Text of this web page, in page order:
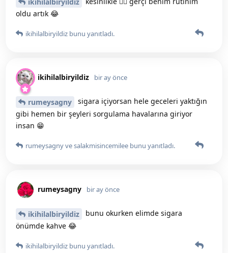
oldu artık 😂
ikihilalbiryildiz bunu yanıtladı.
ikihilalbiryildiz bir ay önce
rumeysagny
sigara içiyorsan hele geceleri yaktığın
gibi hemen bir şeyleri sorgulama havalarına giriyor
insan 😁
rumeysagnyvesalakmisincemilee bunu yanıtladı.
rumeysagny bir ay önce
ikihilalbiryildiz
bunu okurken elimde sigara
önümde kahve 😂
ikihilalbiryildiz bunu yanıtladı.